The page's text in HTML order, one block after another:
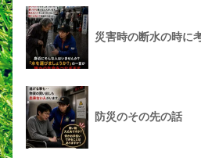
災害時の断水の時に
防災のその先の話